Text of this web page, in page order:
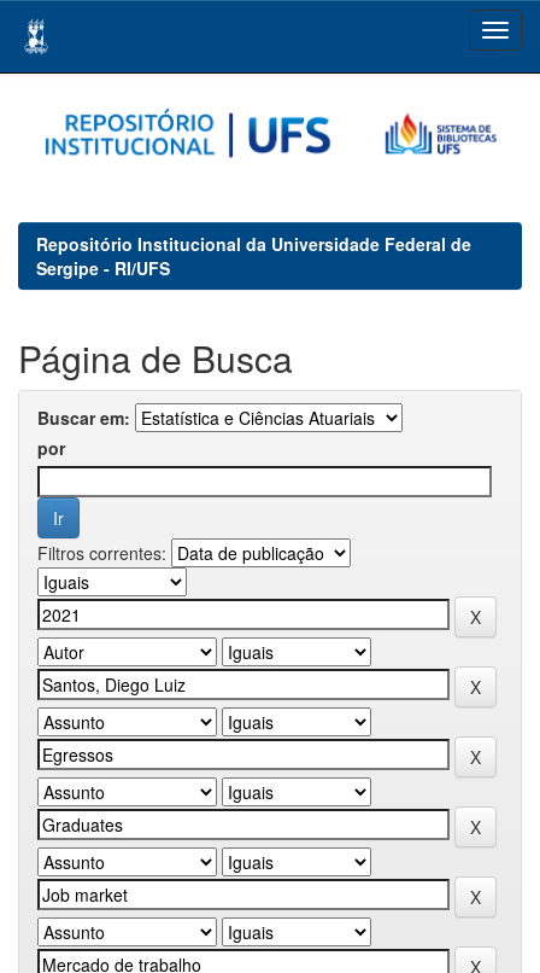
navigation
Repositório Institucional da Universidade Federal de
Sergipe - RI/UFS
Página de Busca
Buscar em:
por
Filtros correntes: